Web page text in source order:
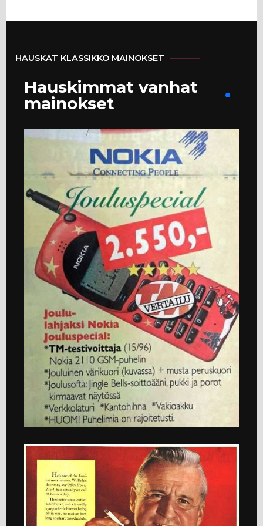
HAUSKAT KLASSIKKO MAINOKSET
Hauskimmat vanhat
mainokset